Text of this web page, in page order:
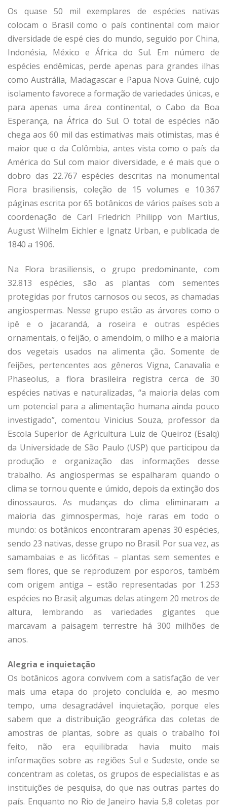
Os quase 50 mil exemplares de espécies nativas
colocam o Brasil como o país continental com maior
diversidade de espé­ cies do mundo, seguido por China,
Indonésia, México e África do Sul. Em número de
espécies endêmicas, perde apenas para grandes ilhas
como Austrália, Madagascar e Papua Nova Guiné, cujo
isolamento favorece a formação de variedades únicas, e
para apenas uma área continental, o Cabo da Boa
Esperança, na África do Sul. O total de espécies não
chega aos 60 mil das estimativas mais otimistas, mas é
maior que o da Colômbia, antes vista como o país da
América do Sul com maior diversidade, e é mais que o
dobro das 22.767 espécies descritas na monumental
Flora brasiliensis, coleção de 15 volumes e 10.367
páginas escrita por 65 botânicos de vários países sob a
coordenação de Carl Friedrich Philipp von Martius,
August Wilhelm Eichler e Ignatz Urban, e publicada de
1840 a 1906.
Na Flora brasiliensis, o grupo predominante, com
32.813 espécies, são as plantas com sementes
protegidas por frutos carnosos ou secos, as chamadas
angiospermas. Nesse grupo estão as árvores como o
ipê e o jacarandá, a roseira e outras espécies
ornamentais, o feijão, o amendoim, o milho e a maioria
dos vegetais usados na alimenta­ ção. Somente de
feijões, pertencentes aos gêneros Vigna, Canavalia e
Phaseolus, a flora brasileira registra cerca de 30
espécies nativas e naturalizadas, “a maioria delas com
um potencial para a alimentação humana ainda pouco
investigado”, comentou Vinicius Souza, professor da
Escola Superior de Agricultura Luiz de Queiroz (Esalq)
da Universidade de São Paulo (USP) que participou da
produção e organização das informações desse
trabalho. As angiospermas se espalharam quando o
clima se tornou quente e úmido, depois da extinção dos
dinossauros. As mudanças do clima eliminaram a
maioria das gimnospermas, hoje raras em todo o
mundo: os botânicos encontraram apenas 30 espécies,
sendo 23 nativas, desse grupo no Brasil. Por sua vez, as
samambaias e as licófitas – plantas sem sementes e
sem flores, que se reproduzem por esporos, também
com origem antiga – estão representadas por 1.253
espécies no Brasil; algumas delas atingem 20 metros de
altura, lembrando as variedades gigantes que
marcavam a paisagem terrestre há 300 milhões de
anos.
Alegria e inquietação
Os botânicos agora convivem com a satisfação de ver
mais uma etapa do projeto concluída e, ao mesmo
tempo, uma desagradável inquietação, porque eles
sabem que a distribuição geográfica das coletas de
amostras de plantas, sobre as quais o trabalho foi
feito, não era equilibrada: havia muito mais
informações sobre as regiões Sul e Sudeste, onde se
concentram as coletas, os grupos de especialistas e as
instituições de pesquisa, do que nas outras partes do
país. Enquanto no Rio de Janeiro havia 5,8 coletas por